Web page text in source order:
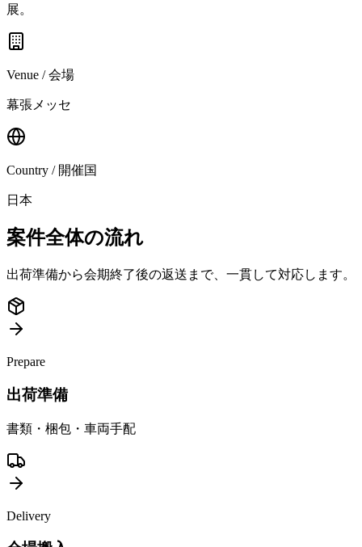
展。
Venue / 会場
幕張メッセ
Country / 開催国
日本
案件全体の流れ
出荷準備から会期終了後の返送まで、一貫して対応します。
Prepare
出荷準備
書類・梱包・車両手配
Delivery